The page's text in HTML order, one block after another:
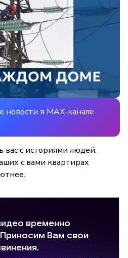
новости в MAX-канале
с историями людей,
с вами квартирах